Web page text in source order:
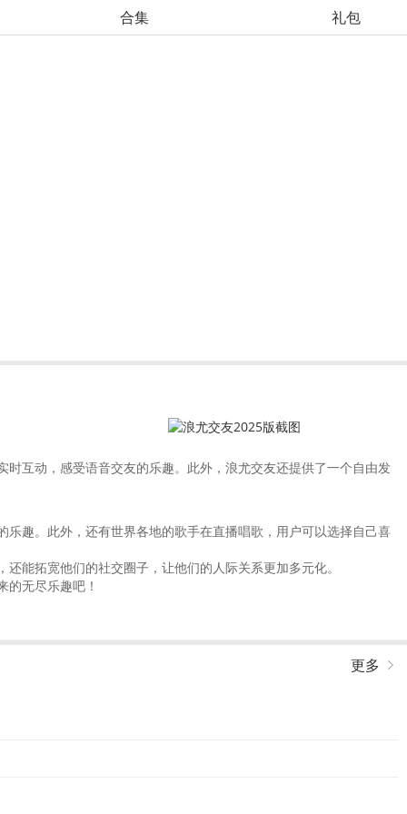
合集 礼包
互动，感受语音交友的乐趣。此外，浪尤交友还提供了一个自由发
趣。此外，还有世界各地的歌手在直播唱歌，用户可以选择自己喜
能拓宽他们的社交圈子，让他们的人际关系更加多元化。
无尽乐趣吧！
更多